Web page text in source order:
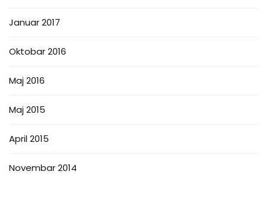
Januar 2017
Oktobar 2016
Maj 2016
Maj 2015
April 2015
Novembar 2014